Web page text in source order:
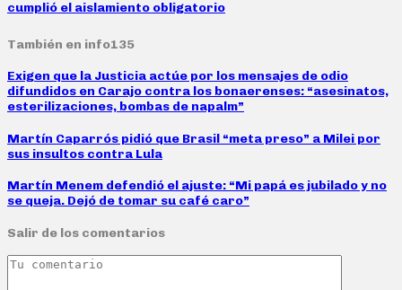
cumplió el aislamiento obligatorio
También en info135
Exigen que la Justicia actúe por los mensajes de odio
difundidos en Carajo contra los bonaerenses: “asesinatos,
esterilizaciones, bombas de napalm”
Martín Caparrós pidió que Brasil “meta preso” a Milei por
sus insultos contra Lula
Martín Menem defendió el ajuste: “Mi papá es jubilado y no
se queja. Dejó de tomar su café caro”
Salir de los comentarios